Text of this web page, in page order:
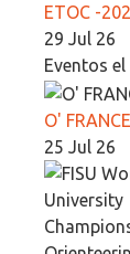
ETOC -
29 Jul 26
Eventos
O'
25 Jul 26